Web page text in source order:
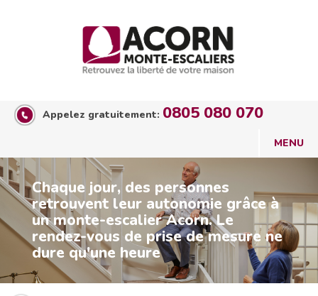
Appelez gratuitement: 0805 080 070
Chaque jour, des personnes
retrouvent leur autonomie grâce à
un monte-escalier Acorn. Le
rendez-vous de prise de mesure ne
dure qu'une heure